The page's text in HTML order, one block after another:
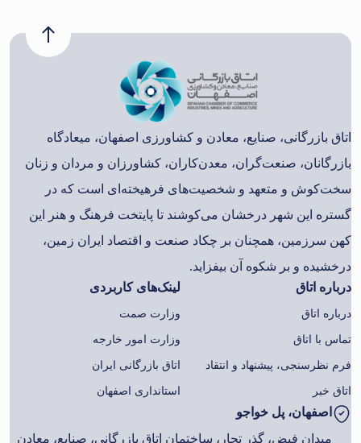
اتاق بازرگانی، صنایع، معادن و کشاورزی اصفهان، میعادگاه
بازرگانان، صنعت‌گران، معدن‌کاران، کشاورزان و مردان و زنان
سخت‌کوش و متعهد و شخصیت‌های فرهیخته‌ای است که در
گستره این شهر درخشان می‌کوشند تا پایتخت فرهنگ و هنر این
کهن سرزمین، همچنان بر چکاد صنعت و اقتصاد ایران زمین،
درخشیده و بر شکوه آن بیفزاید.
درباره اتاق
درباره اتاق
تماس با اتاق
فرم نظرسنجی، پیشنهاد و انتقاد
اتاق خبر
لینک‌های کاربردی
وزارت صمت
وزارت امور خارجه
اتاق بازرگانی ایران
استانداری اصفهان
اصفهان، پل خواجو
میدان فیض، گذر تجار، ساختمان اتاق بازرگانی، صنایع، معادن